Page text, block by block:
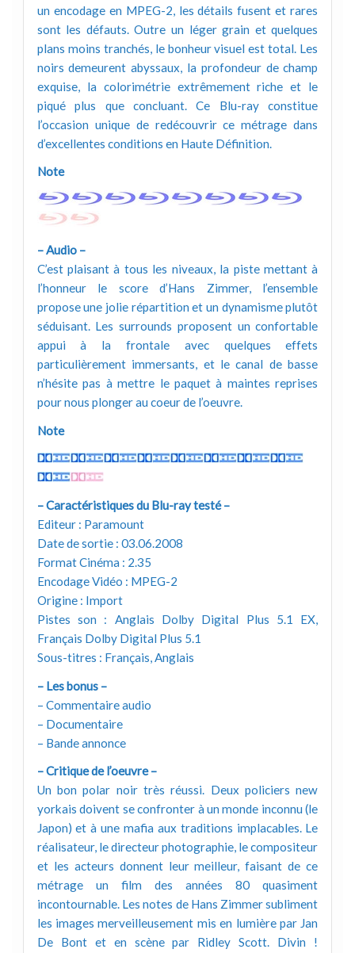
un encodage en MPEG-2, les détails fusent et rares
sont les défauts. Outre un léger grain et quelques
plans moins tranchés, le bonheur visuel est total. Les
noirs demeurent abyssaux, la profondeur de champ
exquise, la colorimétrie extrêmement riche et le
piqué plus que concluant. Ce Blu-ray constitue
l’occasion unique de redécouvrir ce métrage dans
d’excellentes conditions en Haute Définition.
Note
– Audio –
C’est plaisant à tous les niveaux, la piste mettant à
l’honneur le score d’Hans Zimmer, l’ensemble
propose une jolie répartition et un dynamisme plutôt
séduisant. Les surrounds proposent un confortable
appui à la frontale avec quelques effets
particulièrement immersants, et le canal de basse
n’hésite pas à mettre le paquet à maintes reprises
pour nous plonger au coeur de l’oeuvre.
Note
– Caractéristiques du Blu-ray testé –
Editeur : Paramount
Date de sortie : 03.06.2008
Format Cinéma : 2.35
Encodage Vidéo : MPEG-2
Origine : Import
Pistes son : Anglais Dolby Digital Plus 5.1 EX,
Français Dolby Digital Plus 5.1
Sous-titres : Français, Anglais
– Les bonus –
– Commentaire audio
– Documentaire
– Bande annonce
– Critique de l’oeuvre –
Un bon polar noir très réussi. Deux policiers new
yorkais doivent se confronter à un monde inconnu (le
Japon) et à une mafia aux traditions implacables. Le
réalisateur, le directeur photographie, le compositeur
et les acteurs donnent leur meilleur, faisant de ce
métrage un film des années 80 quasiment
incontournable. Les notes de Hans Zimmer subliment
les images merveilleusement mis en lumière par Jan
De Bont et en scène par Ridley Scott. Divin !